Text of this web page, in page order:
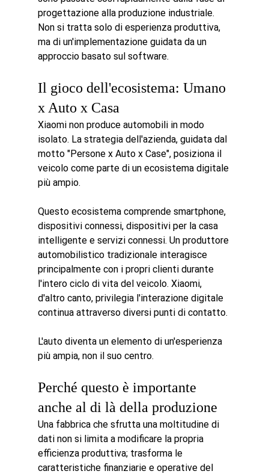
progettazione alla produzione industriale.
Non si tratta solo di esperienza produttiva,
ma di un'implementazione guidata da un
approccio basato sul software.
Il gioco dell'ecosistema: Umano
x Auto x Casa
Xiaomi non produce automobili in modo
isolato. La strategia dell'azienda, guidata dal
motto "Persone x Auto x Case", posiziona il
veicolo come parte di un ecosistema digitale
più ampio.
Questo ecosistema comprende smartphone,
dispositivi connessi, dispositivi per la casa
intelligente e servizi connessi. Un produttore
automobilistico tradizionale interagisce
principalmente con i propri clienti durante
l'intero ciclo di vita del veicolo. Xiaomi,
d'altro canto, privilegia l'interazione digitale
continua attraverso diversi punti di contatto.
L'auto diventa un elemento di un'esperienza
più ampia, non il suo centro.
Perché questo è importante
anche al di là della produzione
Una fabbrica che sfrutta una moltitudine di
dati non si limita a modificare la propria
efficienza produttiva; trasforma le
caratteristiche finanziarie e operative del